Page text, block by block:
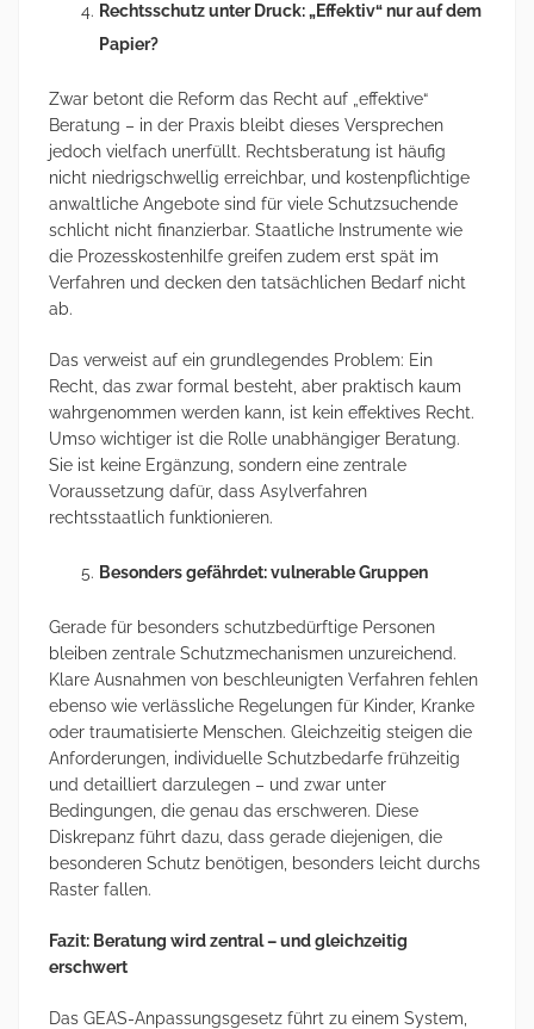
Rechtsschutz unter Druck: „Effektiv“ nur auf dem
Papier?
Zwar betont die Reform das Recht auf „effektive“
Beratung – in der Praxis bleibt dieses Versprechen
jedoch vielfach unerfüllt. Rechtsberatung ist häufig
nicht niedrigschwellig erreichbar, und kostenpflichtige
anwaltliche Angebote sind für viele Schutzsuchende
schlicht nicht finanzierbar. Staatliche Instrumente wie
die Prozesskostenhilfe greifen zudem erst spät im
Verfahren und decken den tatsächlichen Bedarf nicht
ab.
Das verweist auf ein grundlegendes Problem: Ein
Recht, das zwar formal besteht, aber praktisch kaum
wahrgenommen werden kann, ist kein effektives Recht.
Umso wichtiger ist die Rolle unabhängiger Beratung.
Sie ist keine Ergänzung, sondern eine zentrale
Voraussetzung dafür, dass Asylverfahren
rechtsstaatlich funktionieren.
Besonders gefährdet: vulnerable Gruppen
Gerade für besonders schutzbedürftige Personen
bleiben zentrale Schutzmechanismen unzureichend.
Klare Ausnahmen von beschleunigten Verfahren fehlen
ebenso wie verlässliche Regelungen für Kinder, Kranke
oder traumatisierte Menschen. Gleichzeitig steigen die
Anforderungen, individuelle Schutzbedarfe frühzeitig
und detailliert darzulegen – und zwar unter
Bedingungen, die genau das erschweren. Diese
Diskrepanz führt dazu, dass gerade diejenigen, die
besonderen Schutz benötigen, besonders leicht durchs
Raster fallen.
Fazit: Beratung wird zentral – und gleichzeitig
erschwert
Das GEAS-Anpassungsgesetz führt zu einem System,